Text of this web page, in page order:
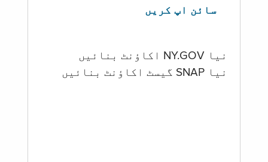
سائن اپ کریں
نیا NY.GOV اکاؤنٹ بنائیں
نیا SNAP گیسٹ اکاؤنٹ بنائیں